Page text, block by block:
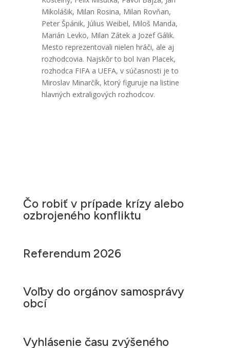
Mikolášik, Milan Rosina, Milan Rovňan,
Peter Špánik, Július Weibel, Miloš Manda,
Marián Levko, Milan Zátek a Jozef Gálik.
Mesto reprezentovali nielen hráči, ale aj
rozhodcovia. Najskôr to bol Ivan Placek,
rozhodca FIFA a UEFA, v súčasnosti je to
Miroslav Minarčík, ktorý figuruje na listine
hlavných extraligových rozhodcov.
Čo robiť v prípade krízy alebo
ozbrojeného konfliktu
Referendum 2026
Voľby do orgánov samosprávy
obcí
Vyhlásenie času zvýšeného